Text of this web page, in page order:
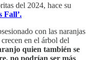
del 2024, hace su
Fall’.
con las naranjas
en el árbol del
quien también se
no podrían ser más